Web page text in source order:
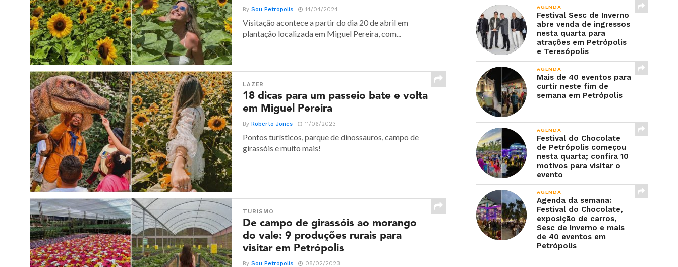
BySou Petrópolis 14/04/2024
Visitação acontece a partir do dia 20 de abril em
plantação localizada em Miguel Pereira, com...
LAZER
18 dicas para um passeio bate e volta
em Miguel Pereira
ByRoberto Jones 11/06/2023
Pontos turísticos, parque de dinossauros, campo de
girassóis e muito mais!
TURISMO
De campo de girassóis ao morango
do vale: 9 produções rurais para
visitar em Petrópolis
BySou Petrópolis 08/02/2023
AGENDA
Festival Sesc de Inverno
abre venda de ingressos
nesta quarta para
atrações em Petrópolis
e Teresópolis
AGENDA
Mais de 40 eventos para
curtir neste fim de
semana em Petrópolis
AGENDA
Festival do Chocolate
de Petrópolis começou
nesta quarta; confira 10
motivos para visitar o
evento
AGENDA
Agenda da semana:
Festival do Chocolate,
exposição de carros,
Sesc de Inverno e mais
de 40 eventos em
Petrópolis